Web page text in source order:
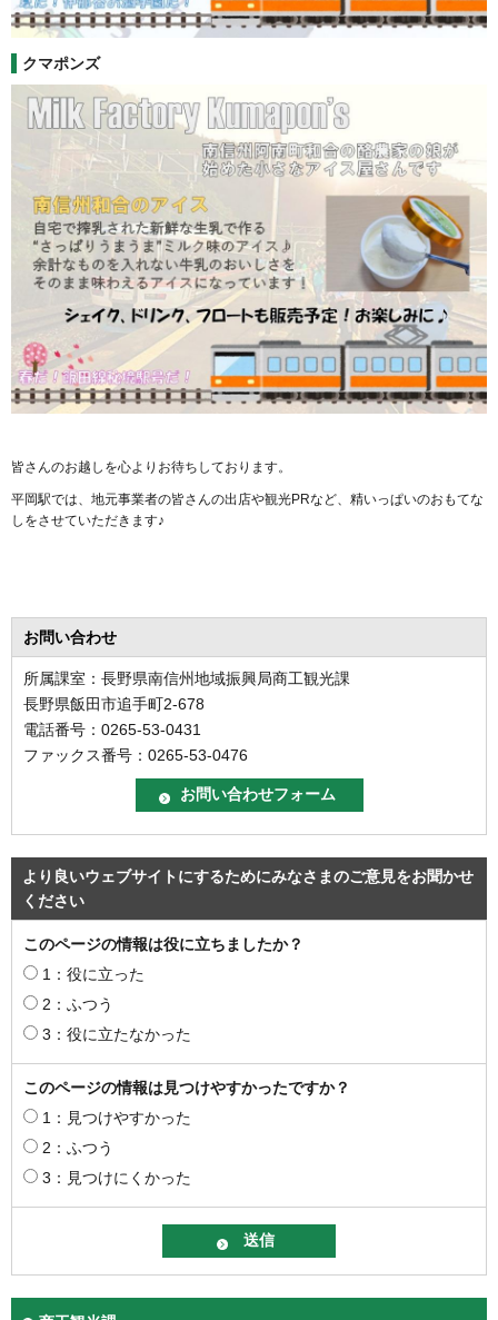
クマポンズ
皆さんのお越しを心よりお待ちしております。
平岡駅では、地元事業者の皆さんの出店や観光PRなど、精いっぱいのおもてな
しをさせていただきます♪
お問い合わせ
所属課室：長野県南信州地域振興局商工観光課
長野県飯田市追手町2-678
電話番号：0265-53-0431
ファックス番号：0265-53-0476
より良いウェブサイトにするためにみなさまのご意見をお聞かせ
ください
このページの情報は役に立ちましたか？
1：役に立った
2：ふつう
3：役に立たなかった
このページの情報は見つけやすかったですか？
1：見つけやすかった
2：ふつう
3：見つけにくかった